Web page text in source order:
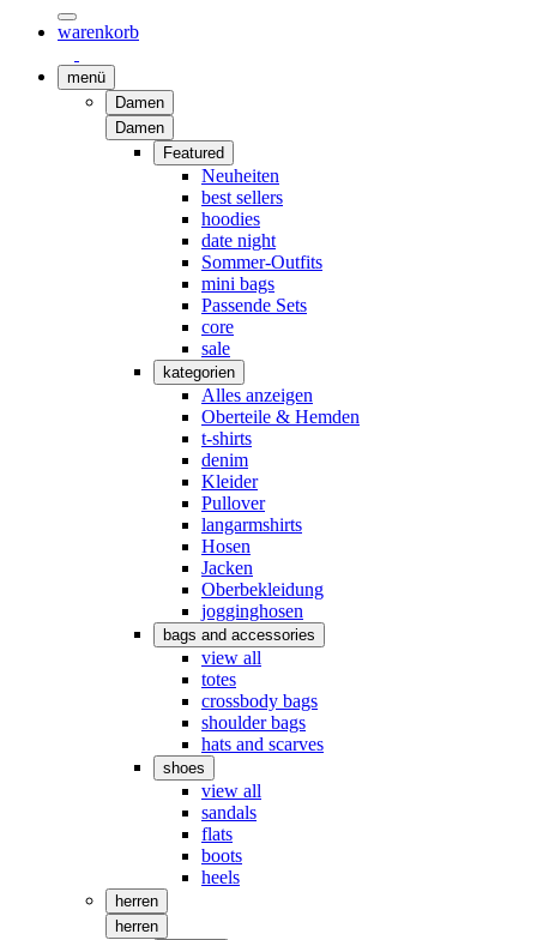
warenkorb
menü
Damen
Damen
Featured
Neuheiten
best sellers
hoodies
date night
Sommer-Outfits
mini bags
Passende Sets
core
sale
kategorien
Alles anzeigen
Oberteile & Hemden
t-shirts
denim
Kleider
Pullover
langarmshirts
Hosen
Jacken
Oberbekleidung
jogginghosen
bags and accessories
view all
totes
crossbody bags
shoulder bags
hats and scarves
shoes
view all
sandals
flats
boots
heels
herren
herren